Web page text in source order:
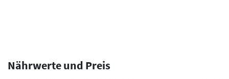
Nährwerte und Preis